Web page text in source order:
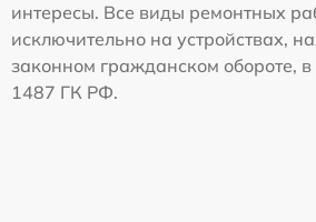
интересы. Все виды ремонтных
исключительно на устройствах,
законном гражданском обороте, в
1487 ГК РФ.